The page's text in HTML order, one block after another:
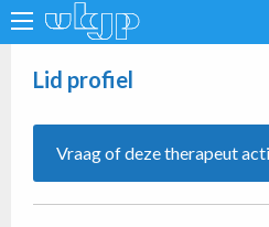
Lid profiel
Vraag of deze therapeut